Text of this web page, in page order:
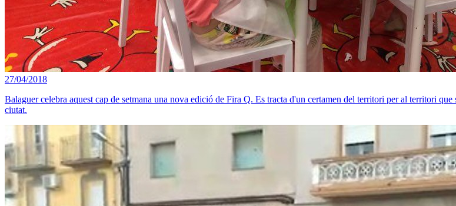
27/04/2018
Balaguer celebra aquest cap de setmana una nova edició de Fira Q. Es tracta d'un certamen del territori per al territori
ciutat.